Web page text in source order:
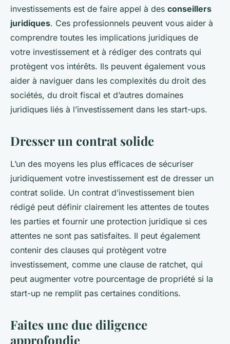
investissements est de faire appel à des conseillers
juridiques. Ces professionnels peuvent vous aider à
comprendre toutes les implications juridiques de
votre investissement et à rédiger des contrats qui
protègent vos intérêts. Ils peuvent également vous
aider à naviguer dans les complexités du droit des
sociétés, du droit fiscal et d’autres domaines
juridiques liés à l’investissement dans les start-ups.
Dresser un contrat solide
L’un des moyens les plus efficaces de sécuriser
juridiquement votre investissement est de dresser un
contrat solide. Un contrat d’investissement bien
rédigé peut définir clairement les attentes de toutes
les parties et fournir une protection juridique si ces
attentes ne sont pas satisfaites. Il peut également
contenir des clauses qui protègent votre
investissement, comme une clause de ratchet, qui
peut augmenter votre pourcentage de propriété si la
start-up ne remplit pas certaines conditions.
Faites une due diligence
approfondie